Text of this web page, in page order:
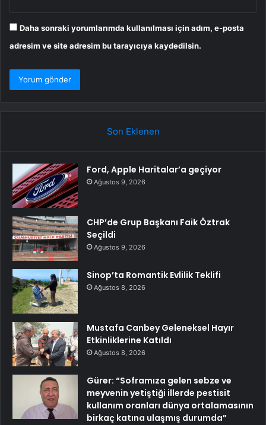
Daha sonraki yorumlarımda kullanılması için adım, e-posta
adresim ve site adresim bu tarayıcıya kaydedilsin.
Son Eklenen
Ford, Apple Haritalar’a geçiyor
Ağustos 9, 2026
CHP’de Grup Başkanı Faik Öztrak
Seçildi
Ağustos 9, 2026
Sinop’ta Romantik Evlilik Teklifi
Ağustos 8, 2026
Mustafa Canbey Geleneksel Hayır
Etkinliklerine Katıldı
Ağustos 8, 2026
Gürer: “Soframıza gelen sebze ve
meyvenin yetiştiği illerde pestisit
kullanım oranları dünya ortalamasının
birkaç katına ulaşmış durumda”